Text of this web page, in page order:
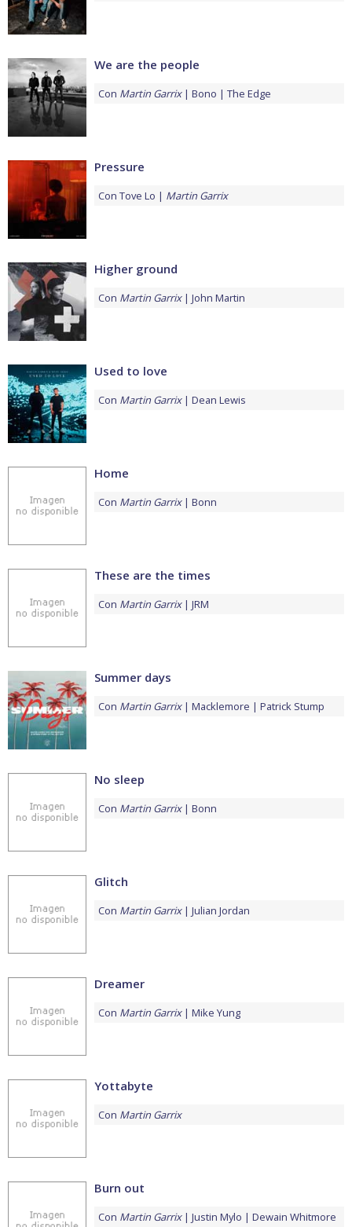
We are the people
Con Martin Garrix Bono The Edge
Pressure
Con Tove Lo Martin Garrix
Higher ground
Con Martin Garrix John Martin
Used to love
Con Martin Garrix Dean Lewis
Home
Con Martin Garrix Bonn
These are the times
Con Martin Garrix JRM
Summer days
Con Martin Garrix Macklemore Patrick Stump
No sleep
Con Martin Garrix Bonn
Glitch
Con Martin Garrix Julian Jordan
Dreamer
Con Martin Garrix Mike Yung
Yottabyte
Con Martin Garrix
Burn out
Con Martin Garrix Justin Mylo Dewain Whitmore